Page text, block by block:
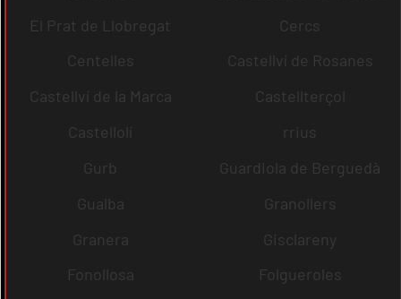
El Prat de Llobregat
Cercs
Centelles
Castellví de Rosanes
Castellví de la Marca
Castellterçol
Castellolí
rrius
Gurb
Guardiola de Berguedà
Gualba
Granollers
Granera
Gisclareny
Fonollosa
Folgueroles